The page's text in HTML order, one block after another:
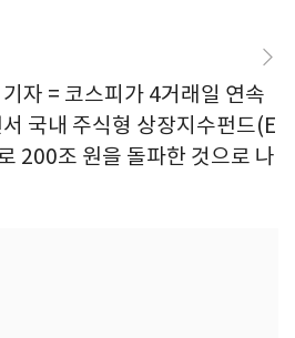
자 = 코스피가 4거래일 연속
국내 주식형 상장지수펀드(E
200조 원을 돌파한 것으로 나